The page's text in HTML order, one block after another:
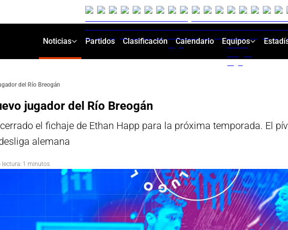
Noticias Partidos Clasificación Calendario Equipos
del Río Breogán
jugador del Río Breogán
el fichaje de Ethan Happ para la próxima temporada. El
alemana
lectura: 1 minutos